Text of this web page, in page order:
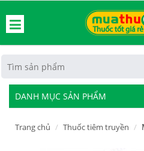
DANH MỤC SẢN PHẨM
Trang chủ Thuốc tiêm truyền